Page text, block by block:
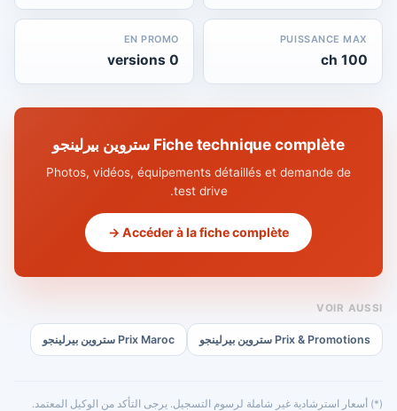
PUISSANCE MAX
100 ch
EN PROMO
0 versions
Fiche technique complète ستروين بيرلينجو
Photos, vidéos, équipements détaillés et demande de
test drive.
Accéder à la fiche complète →
VOIR AUSSI
Prix & Promotions ستروين بيرلينجو Prix Maroc ستروين بيرلينجو
(*) أسعار استرشادية غير شاملة لرسوم التسجيل. يرجى التأكد من الوكيل المعتمد.